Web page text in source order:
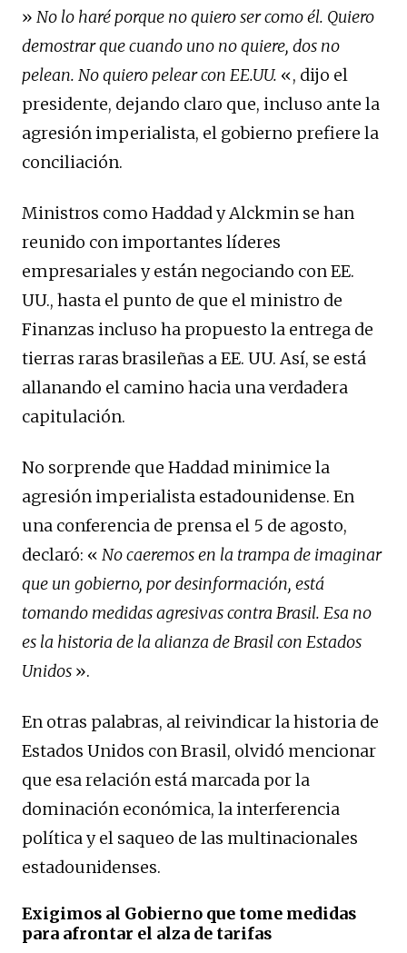
» No lo haré porque no quiero ser como él. Quiero
demostrar que cuando uno no quiere, dos no
pelean. No quiero pelear con EE.UU. «, dijo el
presidente, dejando claro que, incluso ante la
agresión imperialista, el gobierno prefiere la
conciliación.
Ministros como Haddad y Alckmin se han
reunido con importantes líderes
empresariales y están negociando con EE.
UU., hasta el punto de que el ministro de
Finanzas incluso ha propuesto la entrega de
tierras raras brasileñas a EE. UU. Así, se está
allanando el camino hacia una verdadera
capitulación.
No sorprende que Haddad minimice la
agresión imperialista estadounidense. En
una conferencia de prensa el 5 de agosto,
declaró: « No caeremos en la trampa de imaginar
que un gobierno, por desinformación, está
tomando medidas agresivas contra Brasil. Esa no
es la historia de la alianza de Brasil con Estados
Unidos ».
En otras palabras, al reivindicar la historia de
Estados Unidos con Brasil, olvidó mencionar
que esa relación está marcada por la
dominación económica, la interferencia
política y el saqueo de las multinacionales
estadounidenses.
Exigimos al Gobierno que tome medidas
para afrontar el alza de tarifas